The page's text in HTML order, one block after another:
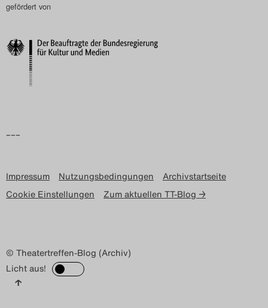
Nutzungsbedingungen
Search
gefördert von
–––
Impressum Nutzungsbedingungen
Archivstartseite
Cookie Einstellungen
Zum aktuellen TT-Blog →
© Theatertreffen-Blog (Archiv)
Licht aus!
↑